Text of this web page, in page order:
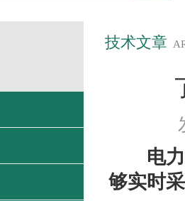
技术文章
电
够实时